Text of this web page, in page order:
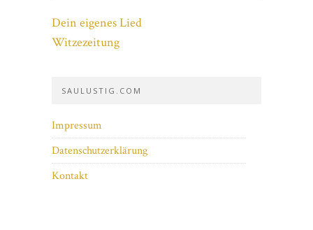
Dein eigenes Lied
Witzezeitung
SAULUSTIG.COM
Impressum
Datenschutzerklärung
Kontakt